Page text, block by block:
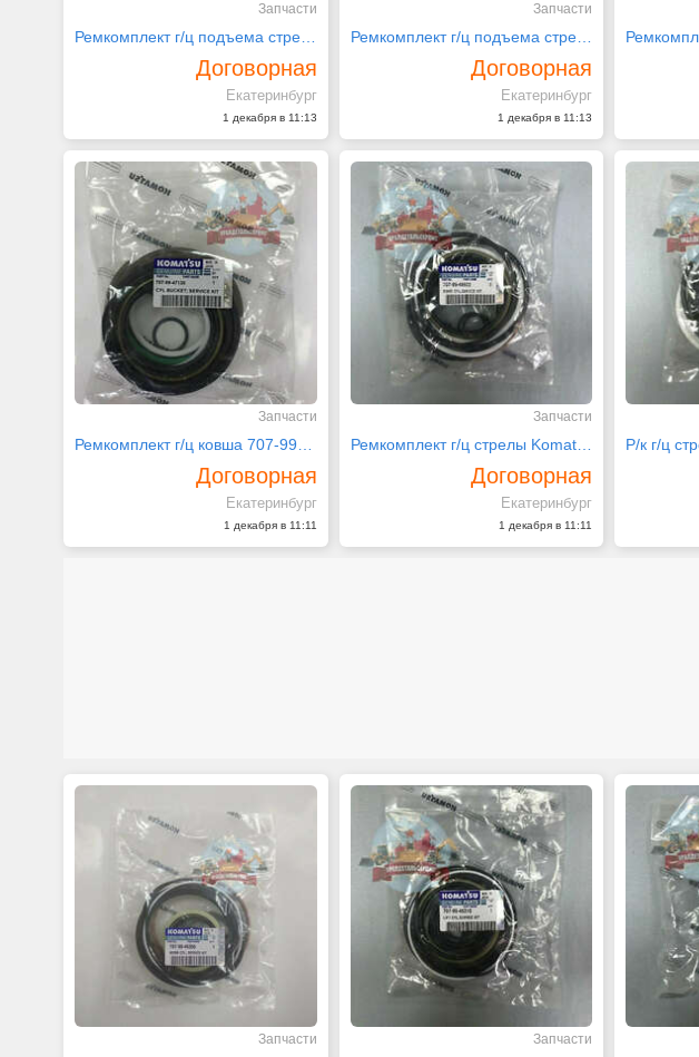
Запчасти
Договорная
Екатеринбург
1 декабря в 11:13
Запчасти
Ремкомплект г/ц подъема стрелы 707-99-53150 Komatsu
Договорная
Екатеринбург
1 декабря в 11:13
Запчасти
Договорная
Екатеринбург
1 декабря в 11:11
Запчасти
Ремкомплект г/ц стрелы Komatsu PC200-6 707-99-46600
Договорная
Екатеринбург
1 декабря в 11:11
Запчасти Запчасти